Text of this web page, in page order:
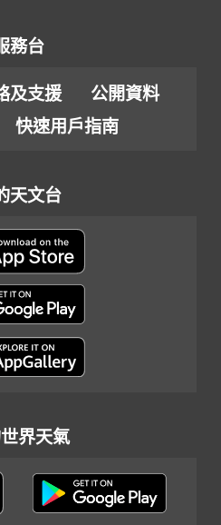
務台
及支援
公開資料
快速用戶指南
天文台
界天氣